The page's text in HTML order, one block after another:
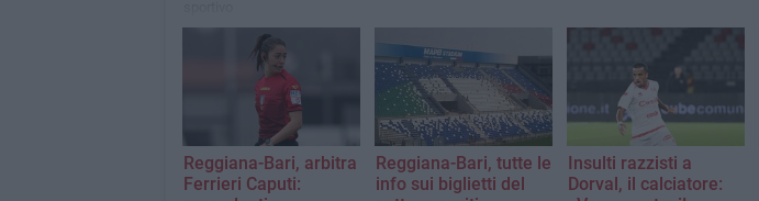
Reggiana-Bari, arbitra
Ferrieri Caputi:
Reggiana-Bari, tutte le
info sui biglietti del
Insulti razzisti a
Dorval, il calciatore: